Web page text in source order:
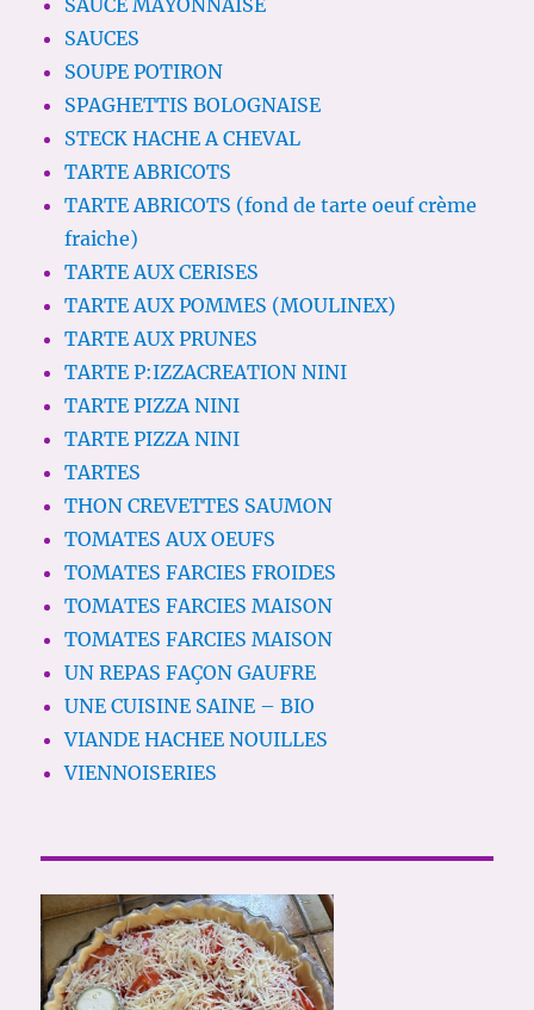
SAUCE MAYONNAISE
SAUCES
SOUPE POTIRON
SPAGHETTIS BOLOGNAISE
STECK HACHE A CHEVAL
TARTE ABRICOTS
TARTE ABRICOTS (fond de tarte oeuf crème
fraiche)
TARTE AUX CERISES
TARTE AUX POMMES (MOULINEX)
TARTE AUX PRUNES
TARTE P:IZZACREATION NINI
TARTE PIZZA NINI
TARTE PIZZA NINI
TARTES
THON CREVETTES SAUMON
TOMATES AUX OEUFS
TOMATES FARCIES FROIDES
TOMATES FARCIES MAISON
TOMATES FARCIES MAISON
UN REPAS FAÇON GAUFRE
UNE CUISINE SAINE – BIO
VIANDE HACHEE NOUILLES
VIENNOISERIES